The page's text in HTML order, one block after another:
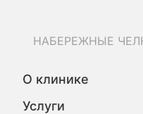
НАБЕРЕЖНЫЕ
О клинике
Услуги